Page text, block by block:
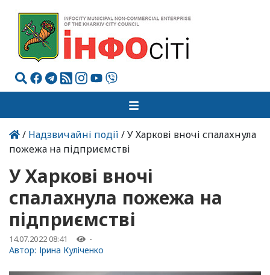
/ Надзвичайні події / У Харкові вночі спалахнула
пожежа на підприємстві
У Харкові вночі
спалахнула пожежа на
підприємстві
14.07.2022 08:41 -
Автор: Ірина Куліченко